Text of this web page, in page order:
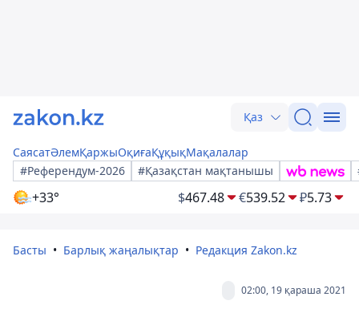
Қаз
СаясатӘлемҚаржыОқиғаҚұқықМақалалар
#Референдум-2026
#Қазақстан мақтанышы
+33° $467.48 €539.52 ₽5.73
Басты Барлық жаңалықтар Редакция Zakon.kz
02:00, 19 қараша 2021